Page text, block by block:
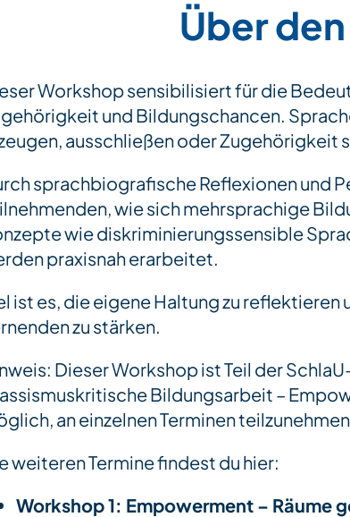
Über
Workshop sensibilisiert für die
und Bildungschancen.
ausschließen oder Zugehörigkeit
sprachbiografische Reflexionen und
wie sich mehrsprachige
wie diskriminierungssensible
praxisnah erarbeitet.
ist es, die eigene Haltung zu
zu stärken.
Dieser Workshop ist Teil der
Bildungsarbeit –
an einzelnen Terminen
weiteren Termine findest du hier:
Workshop 1: Empowerment – Räume